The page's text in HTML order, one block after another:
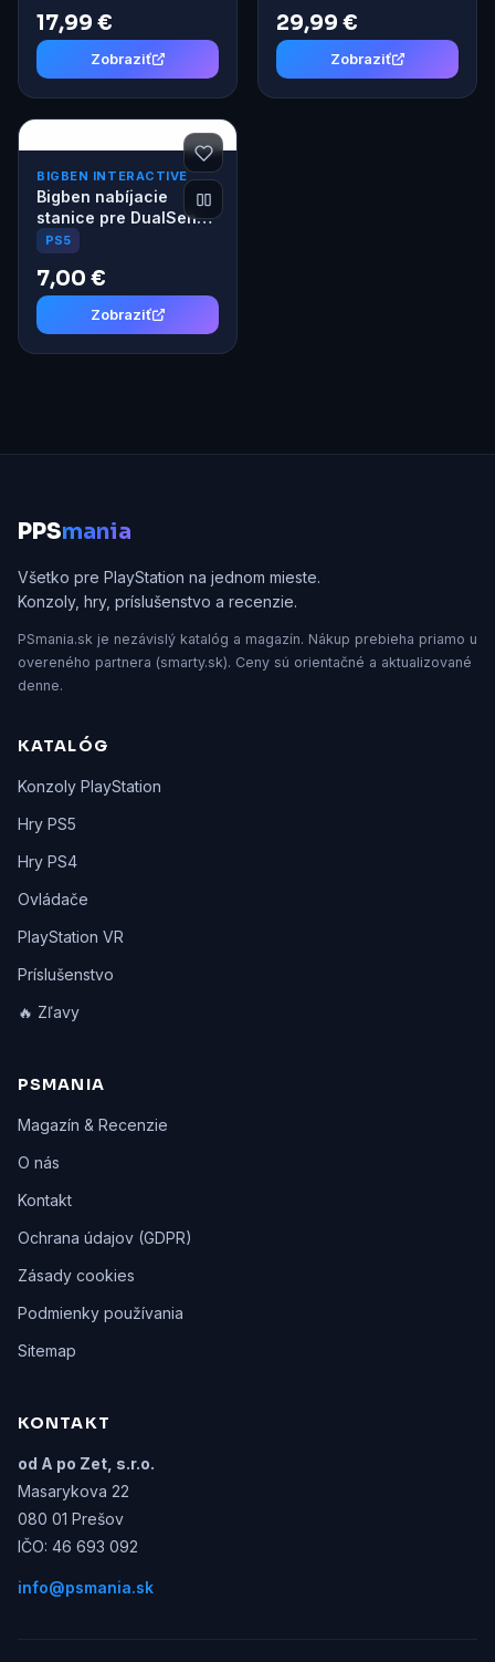
17,99 €
Zobraziť
29,99 €
Zobraziť
BIGBEN INTERACTIVE
Bigben nabíjacie
stanice pre DualSense
PS5 ovládače
PS5
7,00 €
Zobraziť
PPSmania
Všetko pre PlayStation na jednom mieste.
Konzoly, hry, príslušenstvo a recenzie.
PSmania.sk je nezávislý katalóg a magazín. Nákup prebieha priamo u
overeného partnera (smarty.sk). Ceny sú orientačné a aktualizované
denne.
KATALÓG
Konzoly PlayStation
Hry PS5
Hry PS4
Ovládače
PlayStation VR
Príslušenstvo
🔥 Zľavy
PSMANIA
Magazín & Recenzie
O nás
Kontakt
Ochrana údajov (GDPR)
Zásady cookies
Podmienky používania
Sitemap
KONTAKT
od A po Zet, s.r.o.
Masarykova 22
080 01 Prešov
IČO: 46 693 092
info@psmania.sk